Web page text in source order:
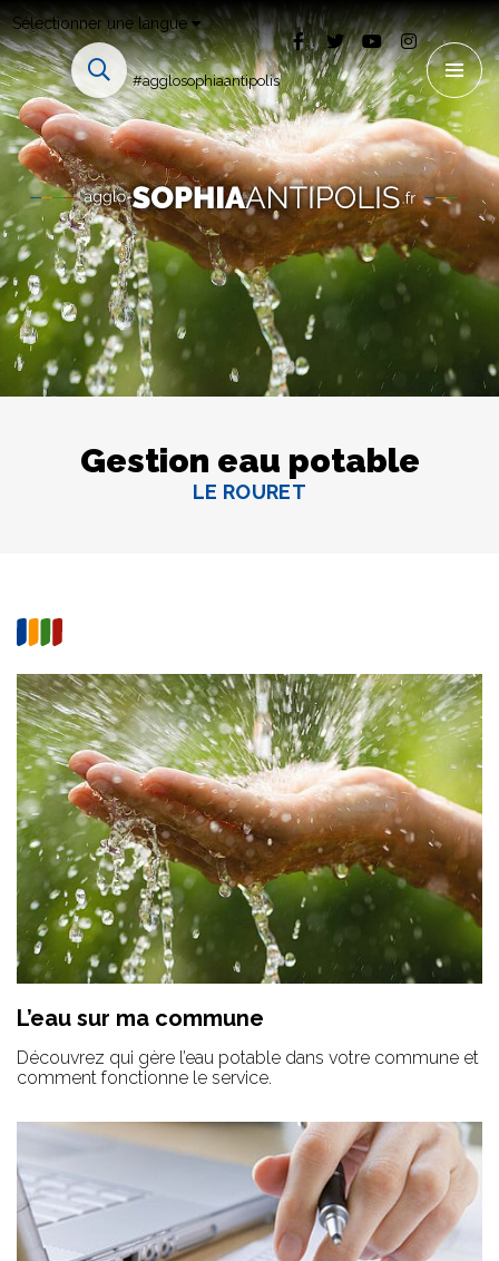
Sélectionner une langue
#agglosophiaantipolis
Gestion eau potable
LE ROURET
L’eau sur ma commune
Découvrez qui gère l’eau potable dans votre commune et
comment fonctionne le service.